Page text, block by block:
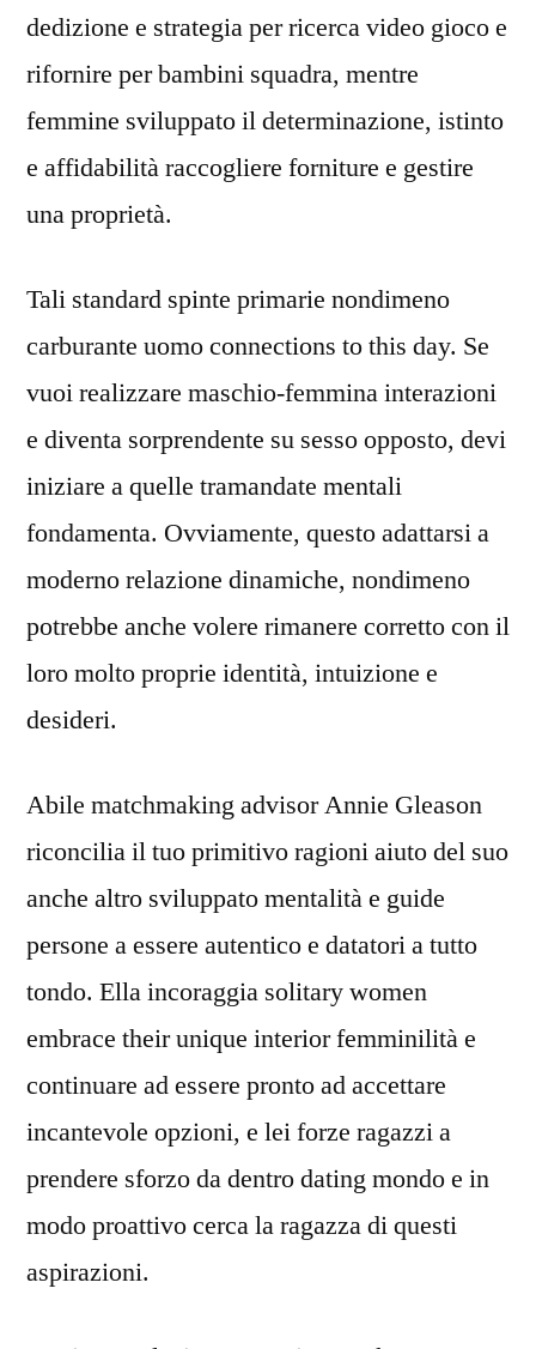
dedizione e strategia per ricerca video gioco e
rifornire per bambini squadra, mentre
femmine sviluppato il determinazione, istinto
e affidabilità raccogliere forniture e gestire
una proprietà.
Tali standard spinte primarie nondimeno
carburante uomo connections to this day. Se
vuoi realizzare maschio-femmina interazioni
e diventa sorprendente su sesso opposto, devi
iniziare a quelle tramandate mentali
fondamenta. Ovviamente, questo adattarsi a
moderno relazione dinamiche, nondimeno
potrebbe anche volere rimanere corretto con il
loro molto proprie identità, intuizione e
desideri.
Abile matchmaking advisor Annie Gleason
riconcilia il tuo primitivo ragioni aiuto del suo
anche altro sviluppato mentalità e guide
persone a essere autentico e datatori a tutto
tondo. Ella incoraggia solitary women
embrace their unique interior femminilità e
continuare ad essere pronto ad accettare
incantevole opzioni, e lei forze ragazzi a
prendere sforzo da dentro dating mondo e in
modo proattivo cerca la ragazza di questi
aspirazioni.